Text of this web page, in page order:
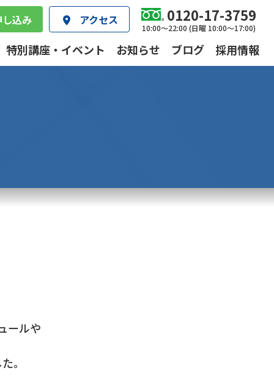
込み アクセス 0120-17-3759
10:00～22:00 (日曜 10:00～17:00)
特別講座・イベント お知らせ ブログ 採用情報
ールや
。